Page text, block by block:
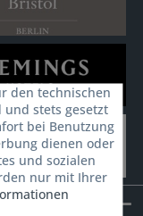
den technischen
stets gesetzt
bei Benutzung
dienen oder
und sozialen
nur mit Ihrer